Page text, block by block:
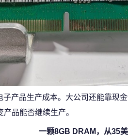
产品生产成本。大公司还能靠现
品能否继续生产。
一颗8GB DRAM，从35